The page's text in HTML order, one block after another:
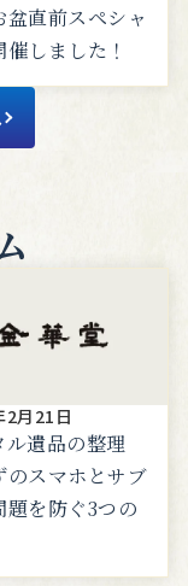
盆直前スペシャ
しました！
2月21日
ル遺品の整理
のスマホとサブ
題を防ぐ3つの